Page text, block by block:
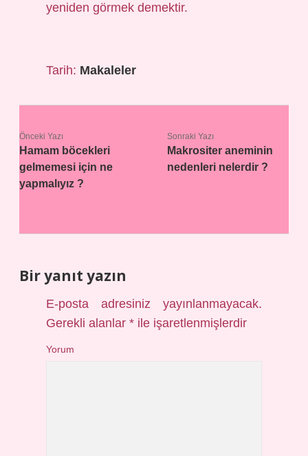
yeniden görmek demektir.
Tarih: Makaleler
Önceki Yazı
Hamam böcekleri
gelmemesi için ne
yapmalıyız ?
Sonraki Yazı
Makrositer aneminin
nedenleri nelerdir ?
Bir yanıt yazın
E-posta adresiniz yayınlanmayacak.
Gerekli alanlar* ile işaretlenmişlerdir
Yorum